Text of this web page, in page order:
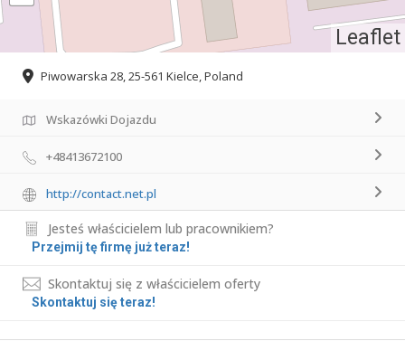
Leaflet
Piwowarska 28, 25-561 Kielce, Poland
Wskazówki Dojazdu
+48413672100
http://contact.net.pl
Jesteś właścicielem lub pracownikiem?
Przejmij tę firmę już teraz!
Skontaktuj się z właścicielem oferty
Skontaktuj się teraz!